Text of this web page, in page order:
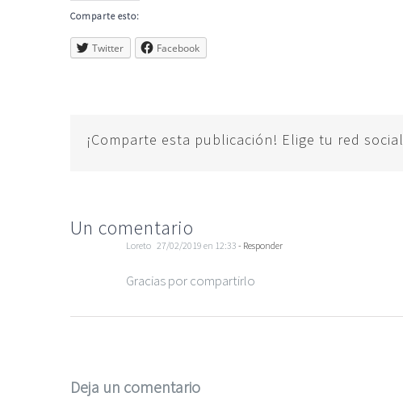
Comparte esto:
Twitter Facebook
¡Comparte esta publicación! Elige tu red social
Un comentario
Loreto 27/02/2019 en 12:33 - Responder
Gracias por compartirlo
Deja un comentario